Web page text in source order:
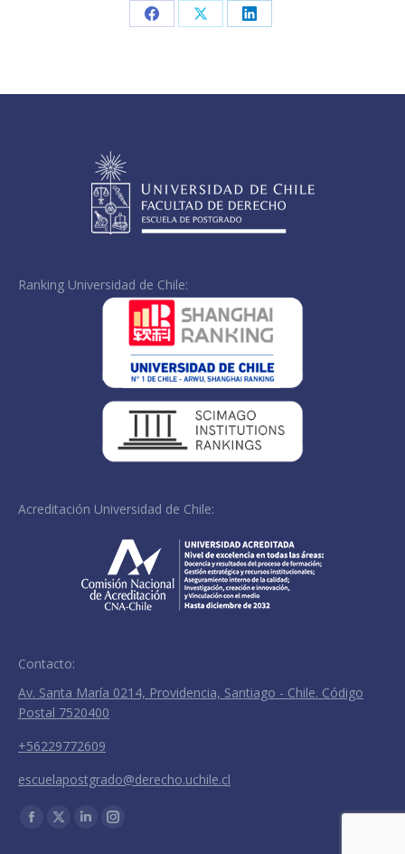
Share Share Share
Ranking Universidad de Chile:
Acreditación Universidad de Chile:
Contacto:
Av. Santa María 0214, Providencia, Santiago - Chile. Código
Postal 7520400
+56229772609
escuelapostgrado@derecho.uchile.cl
Encuéntranos en:
Facebook
X
LinkedinInstagram